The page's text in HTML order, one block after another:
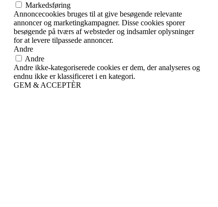
Markedsføring
Annoncecookies bruges til at give besøgende relevante
annoncer og marketingkampagner. Disse cookies sporer
besøgende på tværs af websteder og indsamler oplysninger
for at levere tilpassede annoncer.
Andre
Andre
Andre ikke-kategoriserede cookies er dem, der analyseres og
endnu ikke er klassificeret i en kategori.
GEM & ACCEPTÈR